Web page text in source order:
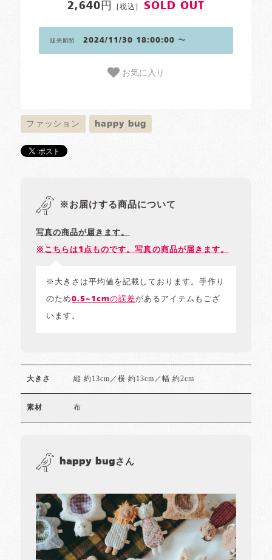
2,640円 [税込] SOLD OUT
販売期間 2024/11/30 18:00:00 〜
お気に入り
ファッション happy bug
※お届けする商品について
写真の商品が届きます。
※こちらは1点ものです。写真の商品が届きます。
※大きさは平均値を記載しております。手作り
のため0.5~1cmの誤差があるアイテムもござ
います。
大きさ 縦 約13cm／横 約13cm／幅 約2cm
素材 布
happy bugさん